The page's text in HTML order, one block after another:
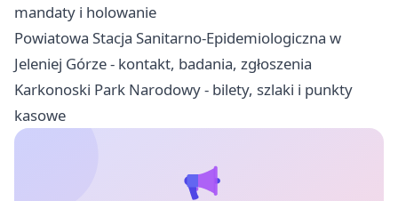
mandaty i holowanie
Powiatowa Stacja Sanitarno-Epidemiologiczna w
Jeleniej Górze - kontakt, badania, zgłoszenia
Karkonoski Park Narodowy - bilety, szlaki i punkty
kasowe